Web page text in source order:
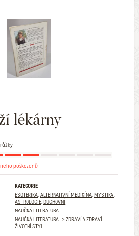
lékárny
poškození)
KATEGORIE
ESOTERIKA, ALTERNATIVNÍ MEDICÍNA, MYSTIKA,
ASTROLOGIE, DUCHOVNÍ
NAUČNÁ LITERATURA
NAUČNÁ LITERATURA->ZDRAVÍ A ZDRAVÍ
ŽIVOTNÍ STYL